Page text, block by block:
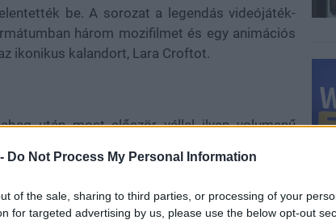
Do Not Process My Personal Information
of the sale, sharing to third parties, or processing of your
for targeted advertising by us, please use the below opt-out
be. A sorozat a legendás videójáték-
három mozifilmet és egy animációs
ikonikus kalandort, Lara Croftot.
után most először vállal ilyen volumenű
aki korábban a Wayward Pines alkotójaként
vesz a munkában.